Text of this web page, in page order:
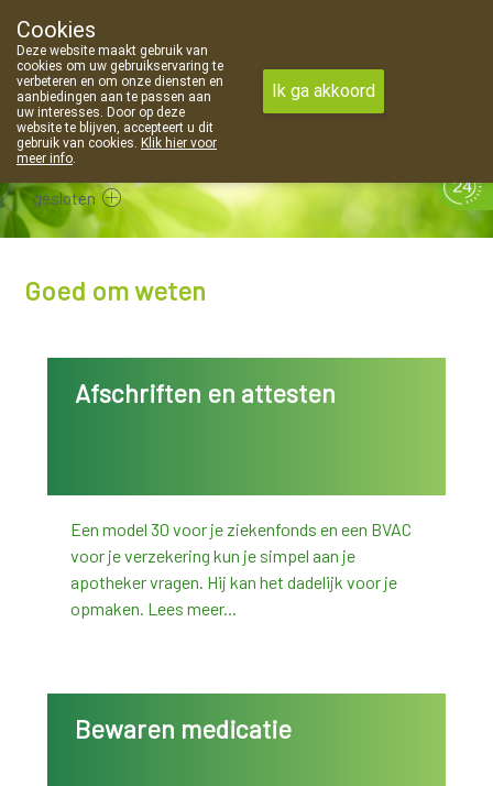
09 373 94 03
gesloten
Goed om weten
Afschriften en attesten
Een model 30 voor je ziekenfonds en een BVAC
voor je verzekering kun je simpel aan je
apotheker vragen. Hij kan het dadelijk voor je
opmaken. Lees meer...
Bewaren medicatie
Cookies
Deze website maakt gebruik van
cookies om uw gebruikservaring te
verbeteren en om onze diensten en
aanbiedingen aan te passen aan
uw interesses. Door op deze
website te blijven, accepteert u dit
gebruik van cookies. Klik hier voor
meer info.
Ik ga akkoord